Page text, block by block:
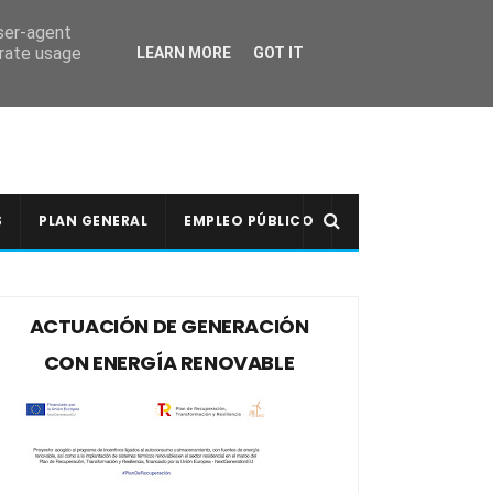
PLAN GENERAL EMPLEO PÚBLICO
ACTUACIÓN DE GENERACIÓN
CON ENERGÍA RENOVABLE
agent
usage
LEARN MORE GOT IT